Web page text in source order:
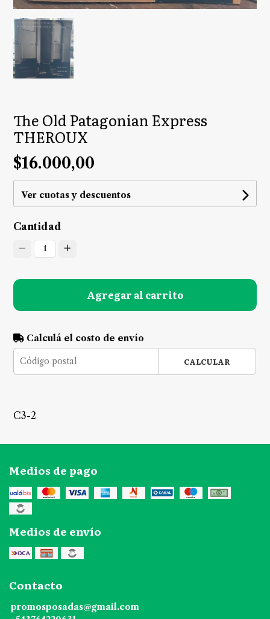
The Old Patagonian Express
THEROUX
$16.000,00
Ver cuotas y descuentos
Cantidad
1
Agregar al carrito
Calculá el costo de envío
CALCULAR
C3-2
Medios de pago
Medios de envío
Contacto
promosposadas@gmail.com